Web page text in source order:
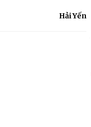
Hải Yến